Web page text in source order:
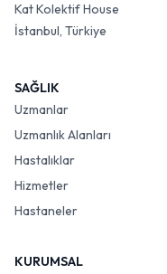
Kat Kolektif House
İstanbul, Türkiye
SAĞLIK
Uzmanlar
Uzmanlık Alanları
Hastalıklar
Hizmetler
Hastaneler
KURUMSAL